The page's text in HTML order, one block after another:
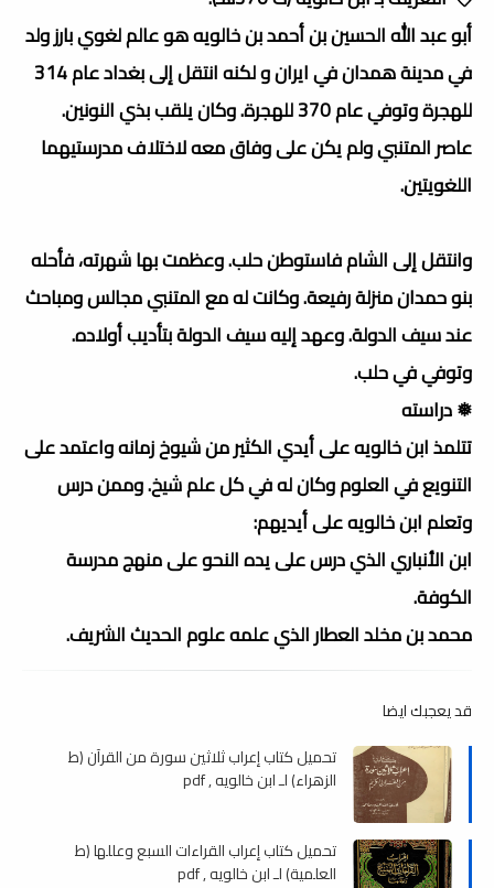
أبو عبد الله الحسين بن أحمد بن خالويه هو عالم لغوي بارز ولد
في مدينة همدان في ايران و لكنه انتقل إلى بغداد عام 314
للهجرة وتوفي عام 370 للهجرة. وكان يلقب بذي النونين.
عاصر المتنبي ولم يكن على وفاق معه لاختلاف مدرستيهما
اللغويتين.
وانتقل إلى الشام فاستوطن حلب. وعظمت بها شهرته، فأحله
بنو حمدان منزلة رفيعة. وكانت له مع المتنبي مجالس ومباحث
عند سيف الدولة. وعهد إليه سيف الدولة بتأديب أولاده.
وتوفي في حلب.
❅ دراسته
تتلمذ ابن خالويه على أيدي الكثير من شيوخ زمانه واعتمد على
التنويع في العلوم وكان له في كل علم شيخ. وممن درس
وتعلم ابن خالويه على أيديهم:
ابن الأنباري الذي درس على يده النحو على منهج مدرسة
الكوفة.
محمد بن مخلد العطار الذي علمه علوم الحديث الشريف.
قد يعجبك ايضا
تحميل كتاب إعراب ثلاثين سورة من القرآن (ط
الزهراء) لـ ابن خالويه , pdf
تحميل كتاب إعراب القراءات السبع وعللها (ط
العلمية) لـ ابن خالويه , pdf